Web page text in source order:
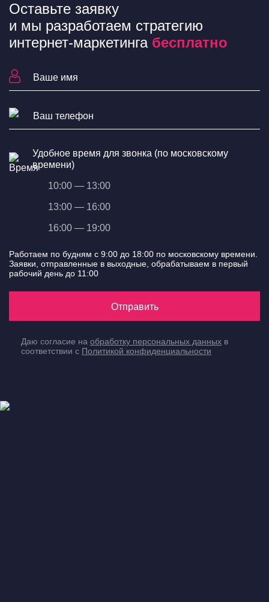
Оставьте заявку
и мы разработаем стратегию
интернет-маркетинга бесплатно
Удобное время для звонка (по московскому
времени)
10:00 — 13:00
13:00 — 16:00
16:00 — 19:00
Работаем по будням с 9:00 до 18:00 по московскому времени.
Заявки, отправленные в выходные, обрабатываем в первый
рабочий день до 11:00
Отправить
Даю согласие на обработку персональных данных в
соответствии с Политикой конфиденциальности